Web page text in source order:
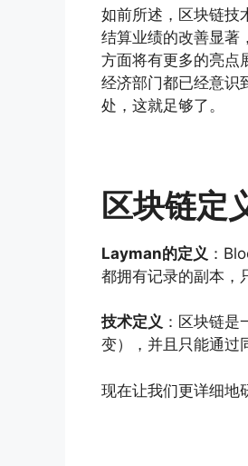
如前所述，区块链技
结算业绩的改善显著
方面将有更多的亮点
经济部门都已经意识
处，这就足够了。
区块链定
Layman的定义 ：
都拥有记录的副本，
技术定义 ：区块链
变），并且只能通过
现在让我们更详细地